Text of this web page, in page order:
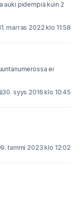
auki pidempiä kuin 2
marras 2022 klo 11:58
ei
30. syys 2016 klo 10:45
tammi 2023 klo 12:02